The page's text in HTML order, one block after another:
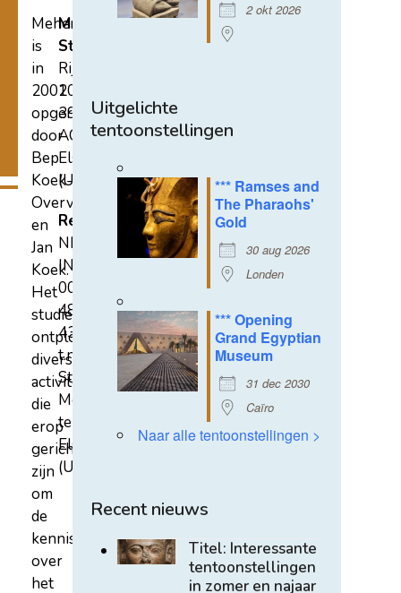
2 okt 2026
Uitgelichte
tentoonstellingen
*** Ramses and
The Pharaohs'
Gold
30 aug 2026
Londen
*** Opening
Grand Egyptian
Museum
31 dec 2030
Caïro
Naar alle tentoonstellingen >
Recent nieuws
Titel: Interessante
tentoonstellingen
in zomer en najaar
Mehen
is
in
2002
opgericht
door
Bep
Koek-
Overvest
en
Jan
Koek.
Het
studiecentrum
ontplooit
diverse
activiteiten
die
erop
gericht
zijn
om
de
kennis
over
het
Mehen
Studiecentrum
Rijksstraatweg
107A
3921
AC
Elst
(U)
Rekeningnummer
NL31
INGB
0007
4852
43
t.n.v.
Stichting
Mehen
te
Elst
(U)